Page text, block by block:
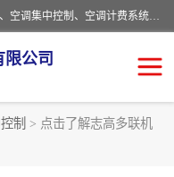
商洛福安昌鑫贸易有限公司从事空调分户计费、空调集中控制、空调计费系统、空调远程控制、中央空调分户计费、中央空调集中控制等产品的销售与安装。。语音控制，解放双手，让用户畅享安全、健康、便利、舒适、节能、愉悦的物联网智慧生活，我们竭诚为您提供住宅、别墅、公寓的智能家居化、智能办公化，智能酒店的解决方案。
公司
制 > 点击了解志高多联机